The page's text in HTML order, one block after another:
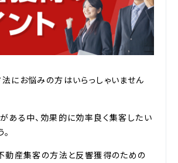
にお悩みの方はいらっしゃいません
ある中、効果的に効率良く集客したい
動産集客の方法と反響獲得のための